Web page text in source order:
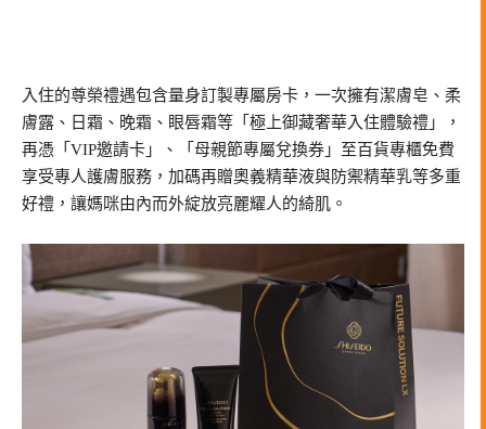
入住的尊榮禮遇包含量身訂製專屬房卡，一次擁有潔膚皂、柔
膚露、日霜、晚霜、眼唇霜等「極上御藏奢華入住體驗禮」，
再憑「VIP邀請卡」、「母親節專屬兌換券」至百貨專櫃免費
享受專人護膚服務，加碼再贈奧義精華液與防禦精華乳等多重
好禮，讓媽咪由內而外綻放亮麗耀人的綺肌。